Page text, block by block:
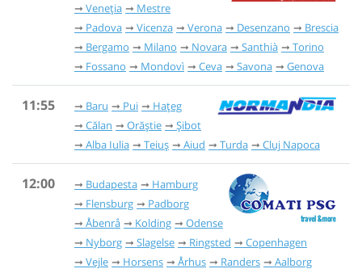
Veneția
Mestre
Padova
Vicenza Verona Desenzano
Brescia
Bergamo
Milano Novara Santhià
Torino
Fossano
Mondovì Ceva Savona Genova
11:55 Baru Pui
Hațeg
Călan
Orăștie
Șibot
Alba Iulia
Teiuș Aiud Turda Cluj Napoca
12:00 Budapesta
Hamburg
Flensburg
Padborg
Åbenrå
Kolding
Odense
Nyborg
Slagelse Ringsted
Copenhagen
Vejle
Horsens Århus Randers Aalborg